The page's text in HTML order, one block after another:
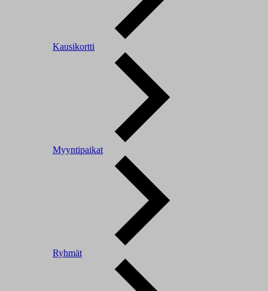
Kausikortti
Myyntipaikat
Ryhmät